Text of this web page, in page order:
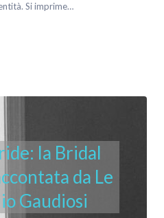
Si imprime…
la Bridal
da Le
Gaudiosi